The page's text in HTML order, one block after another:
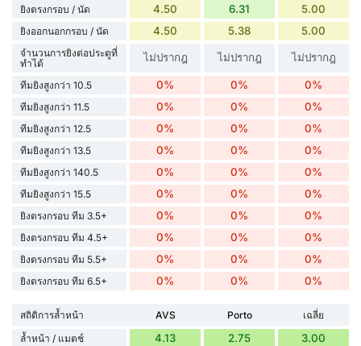
ยิงตรงกรอบ / นัด 4.50 6.31 5.00
ยิงออกนอกกรอบ / นัด 4.50 5.38 5.00
จำนวนการยิงต่อประตูที่
ทำได้
ไม่ปรากฎ ไม่ปรากฎ ไม่ปรากฎ
ทีมยิงสูงกว่า 10.5 0% 0% 0%
ทีมยิงสูงกว่า 11.5 0% 0% 0%
ทีมยิงสูงกว่า 12.5 0% 0% 0%
ทีมยิงสูงกว่า 13.5 0% 0% 0%
ทีมยิงสูงกว่า 140.5 0% 0% 0%
ทีมยิงสูงกว่า 15.5 0% 0% 0%
ยิงตรงกรอบ ทีม 3.5+ 0% 0% 0%
ยิงตรงกรอบ ทีม 4.5+ 0% 0% 0%
ยิงตรงกรอบ ทีม 5.5+ 0% 0% 0%
ยิงตรงกรอบ ทีม 6.5+ 0% 0% 0%
สถิติการล้ำหน้า AVS Porto
เฉลี่ย
ล้ำหน้า / แมตช์
4.13 2.75 3.00